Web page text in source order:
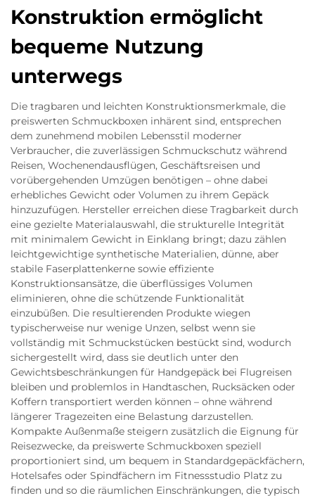
Konstruktion ermöglicht
bequeme Nutzung
unterwegs
Die tragbaren und leichten Konstruktionsmerkmale, die
preiswerten Schmuckboxen inhärent sind, entsprechen
dem zunehmend mobilen Lebensstil moderner
Verbraucher, die zuverlässigen Schmuckschutz während
Reisen, Wochenendausflügen, Geschäftsreisen und
vorübergehenden Umzügen benötigen – ohne dabei
erhebliches Gewicht oder Volumen zu ihrem Gepäck
hinzuzufügen. Hersteller erreichen diese Tragbarkeit durch
eine gezielte Materialauswahl, die strukturelle Integrität
mit minimalem Gewicht in Einklang bringt; dazu zählen
leichtgewichtige synthetische Materialien, dünne, aber
stabile Faserplattenkerne sowie effiziente
Konstruktionsansätze, die überflüssiges Volumen
eliminieren, ohne die schützende Funktionalität
einzubüßen. Die resultierenden Produkte wiegen
typischerweise nur wenige Unzen, selbst wenn sie
vollständig mit Schmuckstücken bestückt sind, wodurch
sichergestellt wird, dass sie deutlich unter den
Gewichtsbeschränkungen für Handgepäck bei Flugreisen
bleiben und problemlos in Handtaschen, Rucksäcken oder
Koffern transportiert werden können – ohne während
längerer Tragezeiten eine Belastung darzustellen.
Kompakte Außenmaße steigern zusätzlich die Eignung für
Reisezwecke, da preiswerte Schmuckboxen speziell
proportioniert sind, um bequem in Standardgepäckfächern,
Hotelsafes oder Spindfächern im Fitnessstudio Platz zu
finden und so die räumlichen Einschränkungen, die typisch